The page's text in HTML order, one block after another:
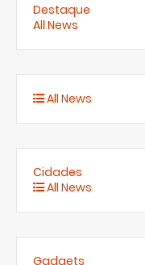
Destaque
All News
All News
Cidades
All News
Gadgets